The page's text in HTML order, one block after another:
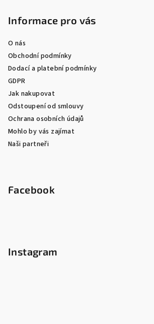
Informace pro vás
O nás
Obchodní podmínky
Dodací a platební podmínky
GDPR
Jak nakupovat
Odstoupení od smlouvy
Ochrana osobních údajů
Mohlo by vás zajímat
Naši partneři
Facebook
Instagram